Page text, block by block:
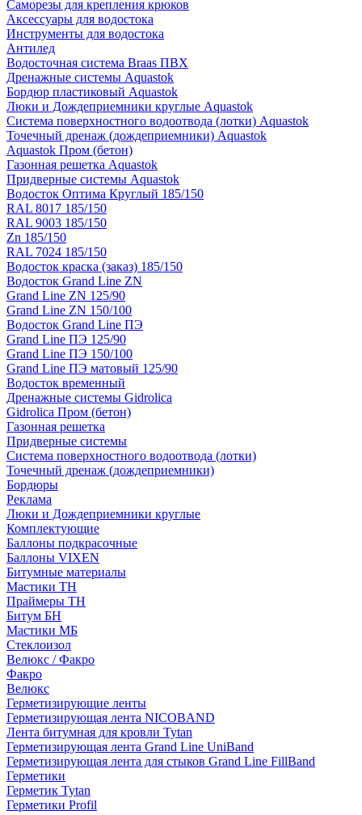
Саморезы для крепления крюков
Аксессуары для водостока
Инструменты для водостока
Антилед
Водосточная система Braas ПВХ
Дренажные системы Aquastok
Бордюр пластиковый Aquastok
Люки и Дождеприемники круглые Aquastok
Система поверхностного водоотвода (лотки) Aquastok
Точечный дренаж (дождеприемники) Aquastok
Aquastok Пром (бетон)
Газонная решетка Aquastok
Придверные системы Aquastok
Водосток Оптима Круглый 185/150
RAL 8017 185/150
RAL 9003 185/150
Zn 185/150
RAL 7024 185/150
Водосток краска (заказ) 185/150
Водосток Grand Line ZN
Grand Line ZN 125/90
Grand Line ZN 150/100
Водосток Grand Line ПЭ
Grand Line ПЭ 125/90
Grand Line ПЭ 150/100
Grand Line ПЭ матовый 125/90
Водосток временный
Дренажные системы Gidrolica
Gidrolica Пром (бетон)
Газонная решетка
Придверные системы
Система поверхностного водоотвода (лотки)
Точечный дренаж (дождеприемники)
Бордюры
Рекламa
Люки и Дождеприемники круглые
Комплектующие
Баллоны подкрасочные
Баллоны VIXEN
Битумные материалы
Мастики ТН
Праймеры ТН
Битум БН
Мастики МБ
Стеклоизол
Велюкс / Факро
Факро
Велюкс
Герметизирующие ленты
Герметизирующая лента NICOBAND
Лента битумная для кровли Tytan
Герметизирующая лента Grand Line UniBand
Герметизирующая лента для стыков Grand Line FillBand
Герметики
Герметик Tytan
Герметики Profil